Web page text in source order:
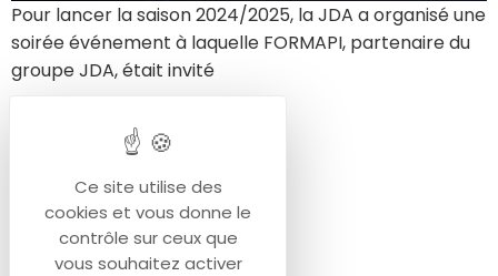
Pour lancer la saison 2024/2025, la JDA a organisé une
soirée événement à laquelle FORMAPI, partenaire du
groupe JDA, était invité
Ce site utilise des
cookies et vous donne le
contrôle sur ceux que
vous souhaitez activer